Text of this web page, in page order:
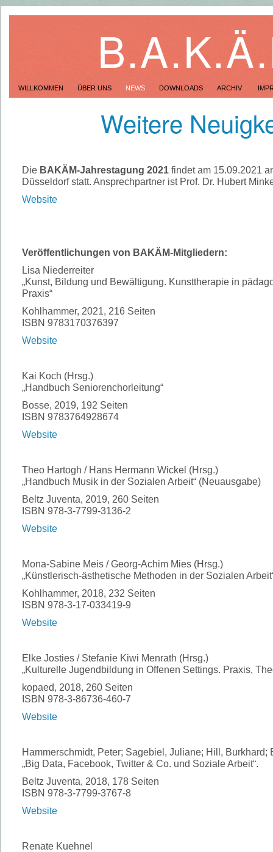
WILLKOMMEN ÜBER UNS NEWS DOWNLOADS ARCHIV
Weitere
Die BAKÄM-Jahrestagung 2021 findet am 15.09.2021
Düsseldorf statt. Ansprechpartner ist Prof. Dr. Hubert
Website
Veröffentlichungen von BAKÄM-Mitgliedern:
Lisa Niederreiter
„Kunst, Bildung und Bewältigung. Kunsttherapie in
Praxis“
Kohlhammer, 2021, 216 Seiten
ISBN 9783170376397
Website
Kai Koch (Hrsg.)
„Handbuch Seniorenchorleitung“
Bosse, 2019, 192 Seiten
ISBN 9783764928674
Website
Theo Hartogh / Hans Hermann Wickel (Hrsg.)
„Handbuch Musik in der Sozialen Arbeit“ (Neuausgabe)
Beltz Juventa, 2019, 260 Seiten
ISBN 978-3-7799-3136-2
Website
Mona-Sabine Meis / Georg-Achim Mies (Hrsg.)
„Künstlerisch-ästhetische Methoden in der Sozialen
Kohlhammer, 2018, 232 Seiten
ISBN 978-3-17-033419-9
Website
Elke Josties / Stefanie Kiwi Menrath (Hrsg.)
„Kulturelle Jugendbildung in Offenen Settings. Praxis,
kopaed, 2018, 260 Seiten
ISBN 978-3-86736-460-7
Website
Hammerschmidt, Peter; Sagebiel, Juliane; Hill, Burkhard;
„Big Data, Facebook, Twitter & Co. und Soziale Arbeit“.
Beltz Juventa, 2018, 178 Seiten
ISBN 978-3-7799-3767-8
Website
Renate Kuehnel